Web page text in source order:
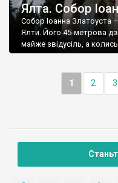
Ялта. Собор
Собор Іоанна Златоуста
Ялти. Його 45-метрова
майже звідусіль, а
1 2 3